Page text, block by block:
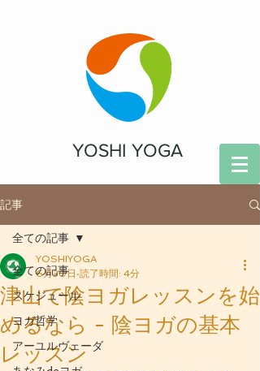
YOSHI YOGA
記事
全ての記事
スケジュール
ヨガ哲学
アーユルヴェーダ
全ての記事
津山で陰ヨガレッスンを始
めるなら - 陰ヨガの基本
レッスン
YOSHIYOGA
6月30日 読了時間: 4分